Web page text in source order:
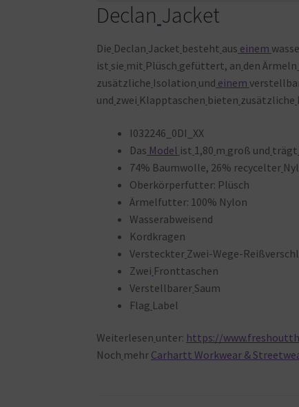
Declan Jacket
Die Declan Jacket besteht aus einem
ist sie mit Plüsch gefüttert, an den Ärmeln
zusätzliche Isolation und einem
und zwei Klapptaschen bieten zusätzliche
I032246_0DI_XX
Das Model ist 1,80 m groß und trägt
74% Baumwolle, 26% recycelter
Oberkörperfutter: Plüsch
Ärmelfutter: 100% Nylon
Wasserabweisend
Kordkragen
Versteckter Zwei-Wege-
Zwei Fronttaschen
Verstellbarer Saum
Flag Label
Weiterlesen unter: https://
Noch mehr Carhartt Workwear &